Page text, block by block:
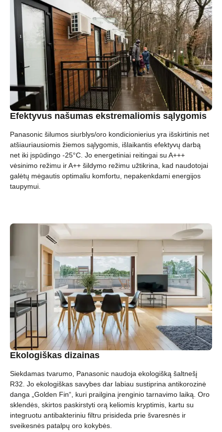
Efektyvus našumas ekstremaliomis sąlygomis
Panasonic šilumos siurblys/oro kondicionierius yra išskirtinis net
atšiauriausiomis žiemos sąlygomis, išlaikantis efektyvų darbą
net iki įspūdingo -25°C. Jo energetiniai reitingai su A+++
vėsinimo režimu ir A++ šildymo režimu užtikrina, kad naudotojai
galėtų mėgautis optimaliu komfortu, nepakenkdami energijos
taupymui.
Ekologiškas dizainas
Siekdamas tvarumo, Panasonic naudoja ekologišką šaltnešį
R32. Jo ekologiškas savybes dar labiau sustiprina antikorozinė
danga „Golden Fin“, kuri prailgina įrenginio tarnavimo laiką. Oro
sklendės, skirtos paskirstyti orą keliomis kryptimis, kartu su
integruotu antibakteriniu filtru prisideda prie švaresnės ir
sveikesnės patalpų oro kokybės.